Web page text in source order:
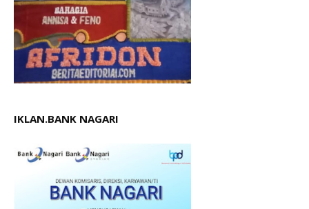
IKLAN.BANK NAGARI